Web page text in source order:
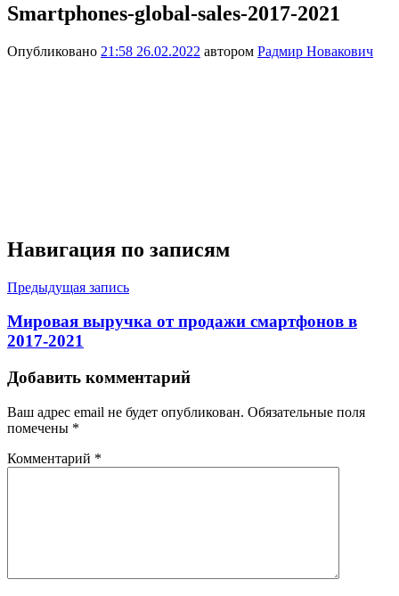
Smartphones-global-sales-2017-2021
Опубликовано 21:58 26.02.2022 автором Радмир Новакович
Навигация по записям
Предыдущая запись
Мировая выручка от продажи смартфонов в
2017-2021
Добавить комментарий
Ваш адрес email не будет опубликован. Обязательные поля
помечены *
Комментарий *